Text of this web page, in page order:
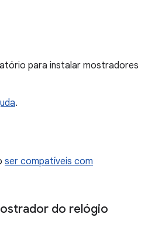
para instalar mostradores
.
ser compatíveis com
do relógio